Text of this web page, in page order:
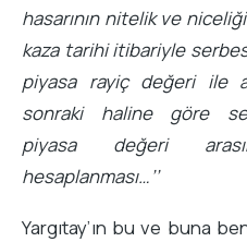
hasarının nitelik ve
kaza tarihi itibariyle
piyasa rayiç değeri ile
sonraki haline göre
piyasa değeri
hesaplanması…’’
Yargıtay’ın bu ve buna